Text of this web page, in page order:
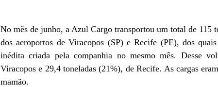
No mês de junho, a Azul Cargo transportou um total de 115
dos aeroportos de Viracopos (SP) e Recife (PE), dos
inédita criada pela companhia no mesmo mês. Desse
Viracopos e 29,4 toneladas (21%), de Recife. As cargas
mamão.